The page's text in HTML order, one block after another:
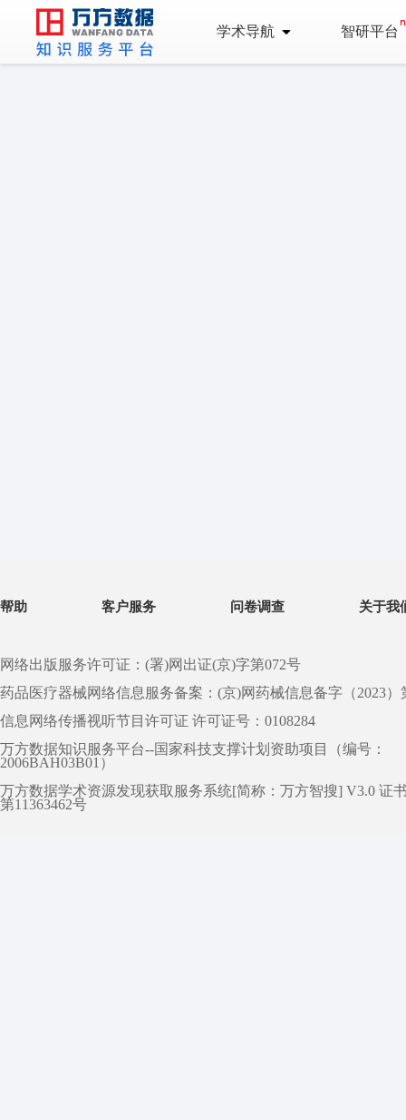
学术导航 智研平台
帮助 客户服务 问卷调查 关于我
网络出版服务许可证：(署)网出证(京)字第072号
药品医疗器械网络信息服务备案：(京)网药械信息备字（2023）
信息网络传播视听节目许可证 许可证号：0108284
万方数据知识服务平台--国家科技支撑计划资助项目（编号：
2006BAH03B01）
万方数据学术资源发现获取服务系统[简称：万方智搜] V3.0 证
第11363462号